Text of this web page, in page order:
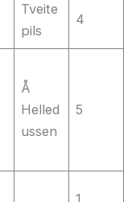
Tveite
pils
4
Å
Helled
ussen
5